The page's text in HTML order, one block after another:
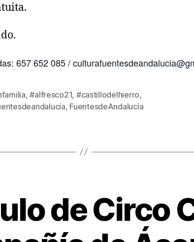
657 652 085 /
,#alfresco21, #castillodelhierro,
, FuentesdeAndalucía
de Circo